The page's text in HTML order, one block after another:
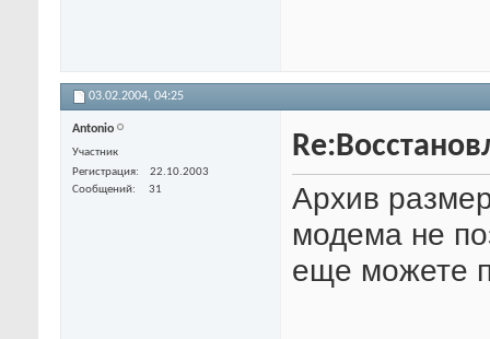
03.02.2004, 04:25
Antonio
Участник
Регистрация
22.10.2003
Сообщений
31
Архив
модема не
еще можете